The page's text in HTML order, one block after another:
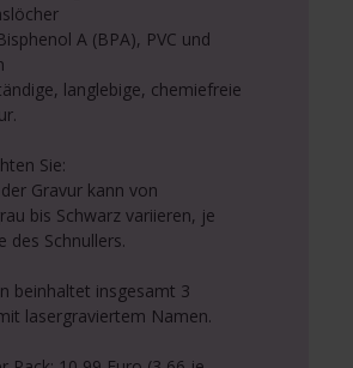
A (BPA), PVC und
langlebige, chemiefreie
Sie:
Gravur kann von
bis Schwarz variieren, je
des Schnullers.
beinhaltet insgesamt 3
lasergraviertem Namen.